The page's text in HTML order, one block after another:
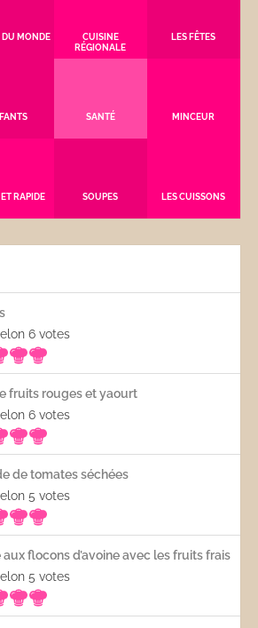
DU MONDE
CUISINE
RÉGIONALE
LES FÊTES
SANTÉ MINCEUR
RAPIDE SOUPES LES CUISSONS
6votes
fruits rouges et yaourt
6votes
de tomates séchées
5votes
aux flocons d’avoine avec les fruits frais
5votes